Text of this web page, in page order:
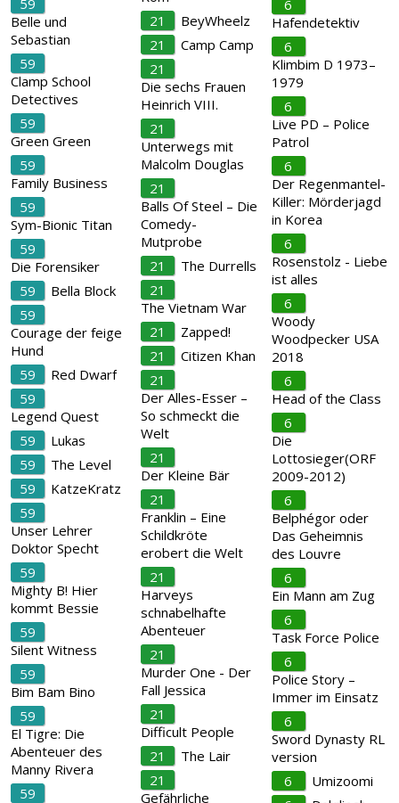
59
Belle und
Sebastian
59
Clamp School
Detectives
59
Green Green
59
Family Business
59
Sym-Bionic Titan
59
Die Forensiker
59
Bella Block
59
Courage der feige
Hund
59
Red Dwarf
59
Legend Quest
59
Lukas
59
The Level
59
KatzeKratz
59
Unser Lehrer
Doktor Specht
59
Mighty B! Hier
kommt Bessie
59
Silent Witness
59
Bim Bam Bino
59
El Tigre: Die
Abenteuer des
Manny Rivera
59
21
BeyWheelz
21
Camp Camp
21
Die sechs Frauen
Heinrich VIII.
21
Unterwegs mit
Malcolm Douglas
21
Balls Of Steel – Die
Comedy-
Mutprobe
21
The Durrells
21
The Vietnam War
21
Zapped!
21
Citizen Khan
21
Der Alles-Esser –
So schmeckt die
Welt
21
Der Kleine Bär
21
Franklin – Eine
Schildkröte
erobert die Welt
21
Harveys
schnabelhafte
Abenteuer
21
Murder One - Der
Fall Jessica
21
Difficult People
21
The Lair
21
Gefährliche
6
Hafendetektiv
6
Klimbim D 1973–
1979
6
Live PD – Police
Patrol
6
Der Regenmantel-
Killer: Mörderjagd
in Korea
6
Rosenstolz - Liebe
ist alles
6
Woody
Woodpecker USA
2018
6
Head of the Class
6
Die
Lottosieger(ORF
2009-2012)
6
Belphégor oder
Das Geheimnis
des Louvre
6
Ein Mann am Zug
6
Task Force Police
6
Police Story –
Immer im Einsatz
6
Sword Dynasty RL
version
6
Umizoomi